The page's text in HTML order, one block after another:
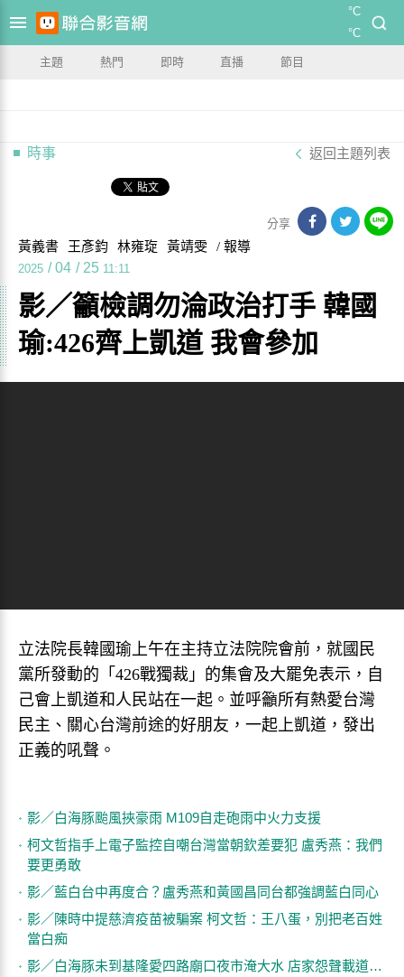
°C
°C
主題 熱門 即時 直播 節目
時事 返回主題列表
分享
黃義書 王彥鈞 林雍琁 黃靖雯 / 報導
2025 / 04 / 25 11:11
影／籲檢調勿淪政治打手 韓國
瑜:426齊上凱道 我會參加
立法院長韓國瑜上午在主持立法院院會前，就國民
黨所發動的「426戰獨裁」的集會及大罷免表示，自
己會上凱道和人民站在一起。並呼籲所有熱愛台灣
民主、關心台灣前途的好朋友，一起上凱道，發出
正義的吼聲。
影／白海豚颱風挾豪雨 M109自走砲雨中火力支援
柯文哲指手上電子監控自嘲台灣當朝欽差要犯 盧秀燕：我們
要更勇敢
影／藍白台中再度合？盧秀燕和黃國昌同台都強調藍白同心
影／陳時中提慈濟疫苗被騙案 柯文哲：王八蛋，別把老百姓
當白痴
影／白海豚未到基隆愛四路廟口夜市淹大水 店家怨聲載道…